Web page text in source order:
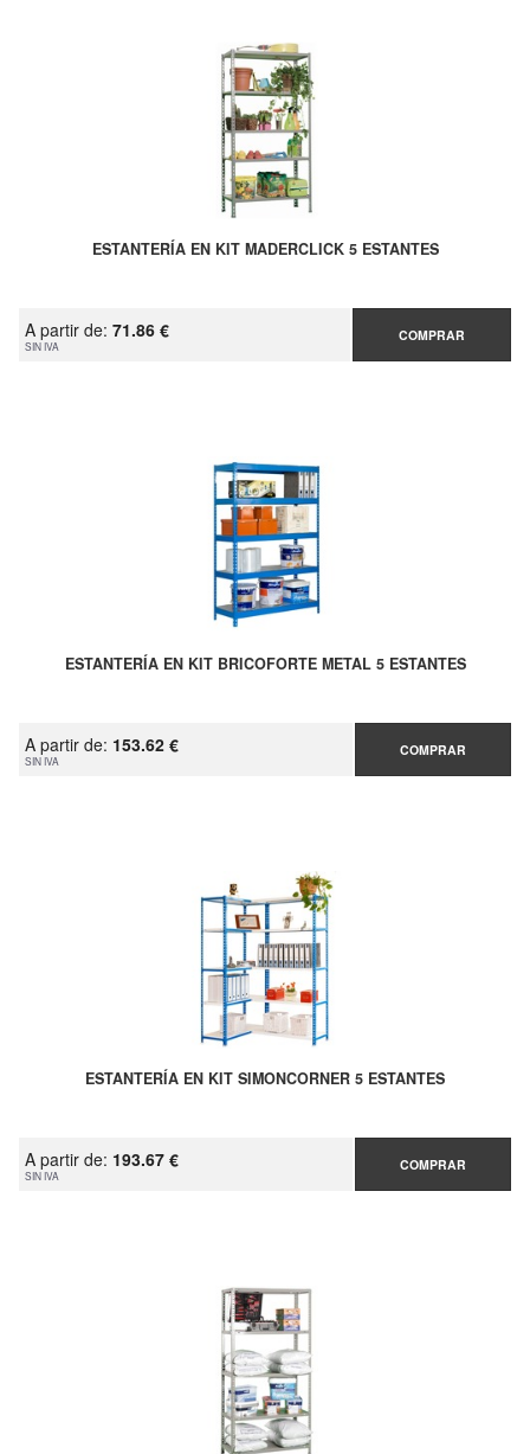
ESTANTERÍA EN KIT MADERCLICK 5 ESTANTES
A partir de: 71.86 €
SIN IVA
COMPRAR
ESTANTERÍA EN KIT BRICOFORTE METAL 5 ESTANTES
A partir de: 153.62 €
SIN IVA
COMPRAR
ESTANTERÍA EN KIT SIMONCORNER 5 ESTANTES
A partir de: 193.67 €
SIN IVA
COMPRAR